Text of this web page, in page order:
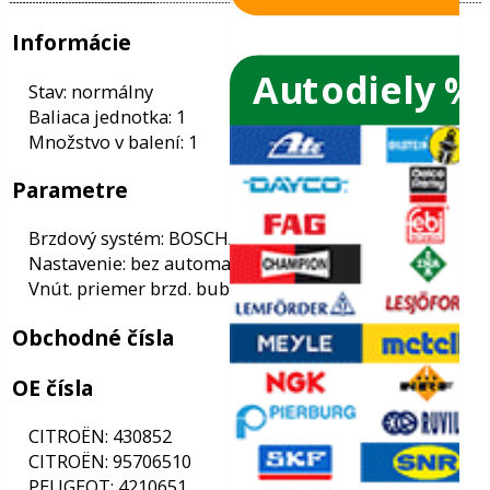
skiel
oleja
Informácie
Stav: normálny
Baliaca jednotka: 1
Autodiely %